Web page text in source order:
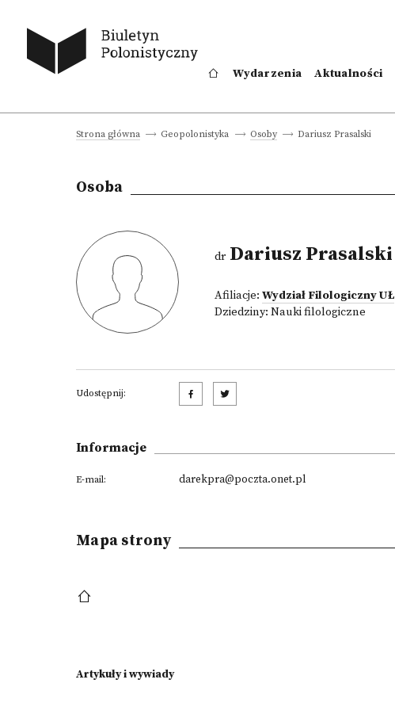
Wydarzenia Aktualności
Strona główna Geopolonistyka Osoby Dariusz Prasalski
Osoba
drDariusz Prasalski
Afiliacje: Wydział Filologiczny UŁ
Dziedziny: Nauki filologiczne
Udostępnij:
Informacje
E-mail: darekpra@poczta.onet.pl
Mapa strony
Artykuły i wywiady